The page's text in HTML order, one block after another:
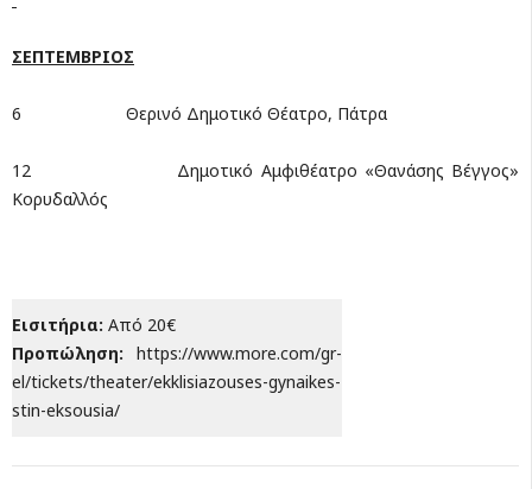
ΣΕΠΤΕΜΒΡΙΟΣ
6 Θερινό Δημοτικό Θέατρο, Πάτρα
12 Δημοτικό Αμφιθέατρο «Θανάσης Βέγγος»
Κορυδαλλός
Εισιτήρια: Από 20€
Προπώληση: https://www.more.com/gr-
el/tickets/theater/ekklisiazouses-gynaikes-
stin-eksousia/